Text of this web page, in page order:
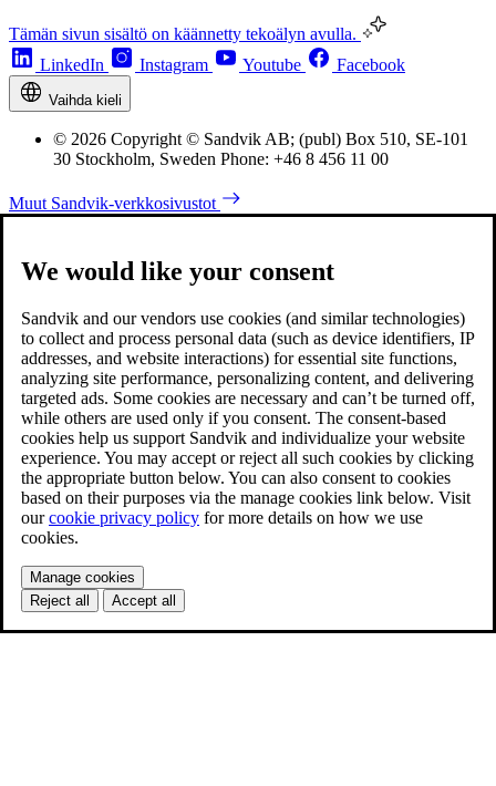
Tämän sivun sisältö on käännetty tekoälyn avulla.
LinkedIn
Instagram Youtube Facebook
Vaihda kieli
© 2026 Copyright © Sandvik AB; (publ) Box 510, SE-101
30 Stockholm, Sweden Phone: +46 8 456 11 00
Muut Sandvik-verkkosivustot
We would like your consent
Sandvik and our vendors use cookies (and similar technologies)
to collect and process personal data (such as device identifiers, IP
addresses, and website interactions) for essential site functions,
analyzing site performance, personalizing content, and delivering
targeted ads. Some cookies are necessary and can’t be turned off,
while others are used only if you consent. The consent-based
cookies help us support Sandvik and individualize your website
experience. You may accept or reject all such cookies by clicking
the appropriate button below. You can also consent to cookies
based on their purposes via the manage cookies link below. Visit
ourcookie privacy policy for more details on how we use
cookies.
Manage cookies
Reject all
Accept all